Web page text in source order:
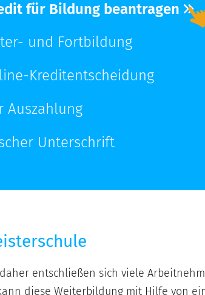
für Bildung beantragen
und Fortbildung
Kreditentscheidung
Auszahlung
Unterschrift
Meisterschule
entschließen sich viele
diese Weiterbildung mit Hilfe von